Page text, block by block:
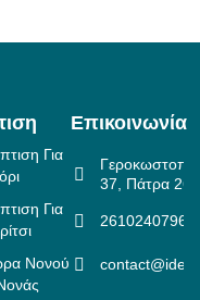
Για
Για
Νονού
Επικοινωνία
37, Πάτρα
2610240796